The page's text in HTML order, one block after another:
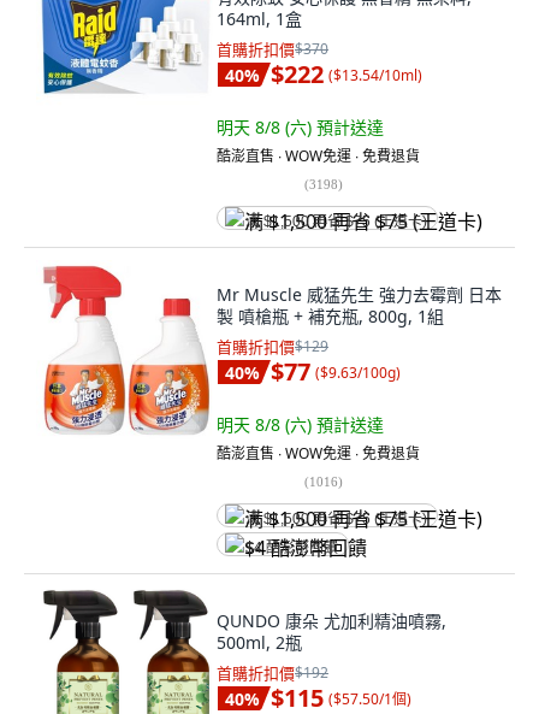
164ml, 1盒
首購折扣價$370
40% $222 ($13.54/10ml)
明天 8/8 (六) 預計送達
酷澎直售 ∙ WOW免運 ∙ 免費退貨
(3198)
满 $1,500 再省 $75 (王道卡)
Mr Muscle 威猛先生 強力去霉劑 日本
製 噴槍瓶 + 補充瓶, 800g, 1組
首購折扣價$129
40% $77 ($9.63/100g)
明天 8/8 (六) 預計送達
酷澎直售 ∙ WOW免運 ∙ 免費退貨
(1016)
满 $1,500 再省 $75 (王道卡)
$4 酷澎幣回饋
QUNDO 康朵 尤加利精油噴霧,
500ml, 2瓶
首購折扣價$192
40% $115 ($57.50/1個)